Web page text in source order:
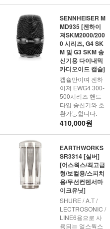
SENNHEISER M
MD935 [젠하이
져SKM2000/200
0 시리즈, G4 SK
M 및 G3 SKM 송
신기용 다이내믹
카디오이드 캡슐]
캡슐만이며 젠하
이져 EWG4 300-
500시리즈 핸드
타입 송신기와 호
환가능합니다.
410,000원
EARTHWORKS
SR3314 [실버]
[어스웍스/최고급
형/보컬용/스피치
용/무선컨덴서마
이크유닛]
SHURE / A.T /
LECTROSONIC /
LINE6용으로 사
용되는 얼스웍스